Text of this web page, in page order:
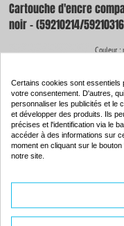
Cartouche d'encre
noir - (59210214/
Couleur :
17.
Certains cookies sont essentiels
votre consentement. D'autres,
personnaliser les publicités et le
et développer des produits. Ils
précises et l'identification via le
accéder à des informations sur
moment en cliquant sur le
notre site.